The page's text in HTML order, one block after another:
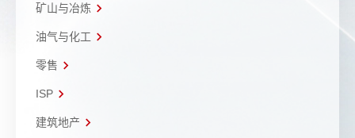
矿山与冶炼
油气与化工
零售
ISP
建筑地产